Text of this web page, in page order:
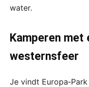
water.
Kamperen met
westernsfeer
Je vindt